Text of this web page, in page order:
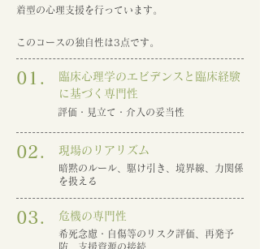
着型の心理支援を行っています。
​ このコースの独自性は3点です。
01.
臨床心理学のエビデンスと臨床経験
に基づく専門性
評価・見立て・介入の妥当性
02. 現場のリアリズム
暗黙のルール、駆け引き、境界線、力関係
を扱える
03. 危機の専門性
希死念慮・自傷等のリスク評価、再発予
防、支援資源の接続